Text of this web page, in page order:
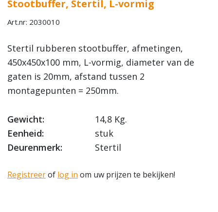
Stootbuffer, Stertil, L-vormig
Art.nr: 2030010
Stertil rubberen stootbuffer, afmetingen,
450x450x100 mm, L-vormig, diameter van de
gaten is 20mm, afstand tussen 2
montagepunten = 250mm.
Gewicht:
14,8 Kg.
Eenheid:
stuk
Deurenmerk:
Stertil
Registreerof log in om uw prijzen te bekijken!